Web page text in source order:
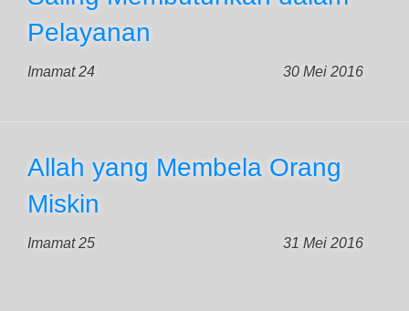
Pelayanan
Imamat 24 30 Mei 2016
Allah yang Membela Orang
Miskin
Imamat 25 31 Mei 2016